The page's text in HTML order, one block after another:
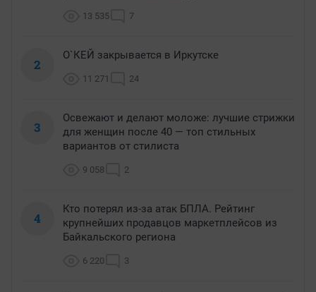
13 535 7
2
О`КЕЙ закрывается в Иркутске
11 271 24
3
Освежают и делают моложе: лучшие стрижки
для женщин после 40 — топ стильных
вариантов от стилиста
9 058 2
4
Кто потерял из-за атак БПЛА. Рейтинг
крупнейших продавцов маркетплейсов из
Байкальского региона
6 220 3